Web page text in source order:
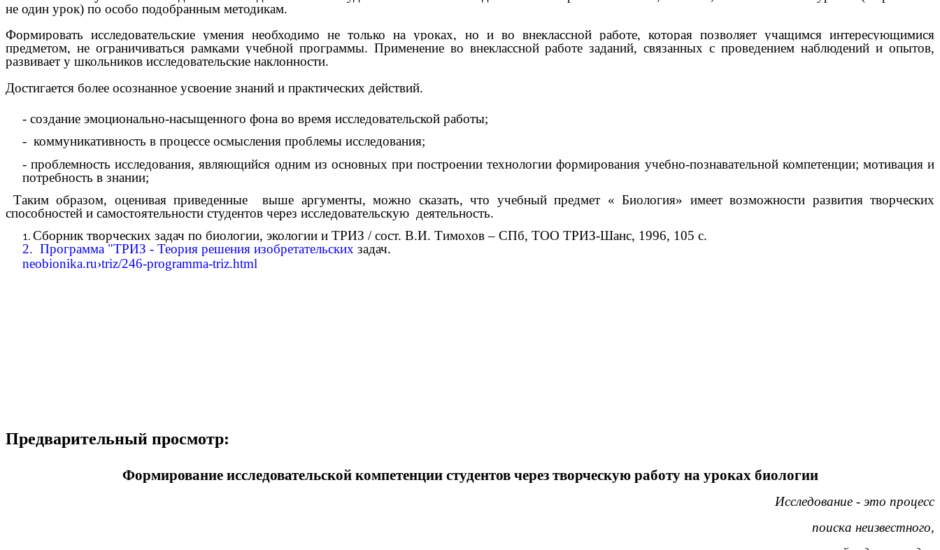
не один урок) по особо подобранным методикам.
Формировать исследовательские умения необходимо не только на уроках, но и во внеклассной работе, которая позволяет учащимся интересующимися
предметом, не ограничиваться рамками учебной программы. Применение во внеклассной работе заданий, связанных с проведением наблюдений и опытов,
развивает у школьников исследовательские наклонности.
Достигается более осознанное усвоение знаний и практических действий.
- создание эмоционально-насыщенного фона во время исследовательской работы;
- коммуникативность в процессе осмысления проблемы исследования;
- проблемность исследования, являющийся одним из основных при построении технологии формирования учебно-познавательной компетенции; мотивация и
потребность в знании;
Таким образом, оценивая приведенные выше аргументы, можно сказать, что учебный предмет « Биология» имеет возможности развития творческих
способностей и самостоятельности студентов через исследовательскую деятельность.
Сборник творческих задач по биологии, экологии и ТРИЗ / сост. В.И. Тимохов – СПб, ТОО ТРИЗ-Шанс, 1996, 105 с.
2. Программа "ТРИЗ - Теория решения изобретательских задач.
neobionika.ru›triz/246-programma-triz.html
Предварительный просмотр:
Формирование исследовательской компетенции студентов через творческую работу на уроках биологии
Исследование - это процесс
поиска неизвестного,